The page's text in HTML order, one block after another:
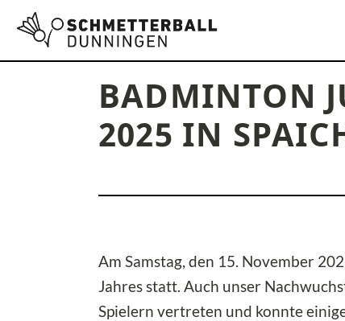
BADMINTON
2025 IN
Am Samstag, den 15. November
Jahres statt. Auch unser
Spielern vertreten und konnte